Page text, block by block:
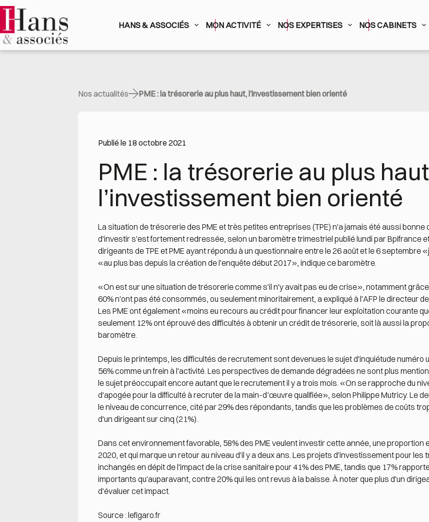
contenu
HANS & ASSOCIÉS MON ACTIVITÉ NOS EXPERTISES NOS CABINETS
Nos actualités PME : la trésorerie au plus haut, l’investissement bien orienté
Publié le 18 octobre 2021
PME : la trésorerie au plus
l’investissement bien orienté
La situation de trésorerie des PME et très petites entreprises (TPE) n'a jamais été aussi bonne
d'investir s'est fortement redressée, selon un baromètre trimestriel publié lundi par Bpifrance
dirigeants de TPE et PME ayant répondu à un questionnaire entre le 26 août et le 6 septembre
«au plus bas depuis la création de l'enquête début 2017», indique ce baromètre.
«On est sur une situation de trésorerie comme s'il n'y avait pas eu de crise», notamment
60% n'ont pas été consommés, ou seulement minoritairement, a expliqué à l'AFP le directeur
Les PME ont également «moins eu recours au crédit pour financer leur exploitation courante
seulement 12% ont éprouvé des difficultés à obtenir un crédit de trésorerie, soit là aussi la
baromètre.
Depuis le printemps, les difficultés de recrutement sont devenues le sujet d'inquiétude numéro
56% comme un frein à l'activité. Les perspectives de demande dégradées ne sont plus
le sujet préoccupait encore autant que le recrutement il y a trois mois. «On se rapproche du
d'apogée pour la difficulté à recruter de la main-d’œuvre qualifiée», selon Philippe Mutricy. Le
le niveau de concurrence, cité par 29% des répondants, tandis que les problèmes de coûts
d'un dirigeant sur cinq (21%).
Dans cet environnement favorable, 58% des PME veulent investir cette année, une proportion
2020, et qui marque un retour au niveau d'il y a deux ans. Les projets d'investissement pour
inchangés en dépit de l'impact de la crise sanitaire pour 41% des PME, tandis que 17%
importants qu'auparavant, contre 20% qui les ont revus à la baisse. À noter que plus d'un
d'évaluer cet impact.
Source : lefigaro.fr